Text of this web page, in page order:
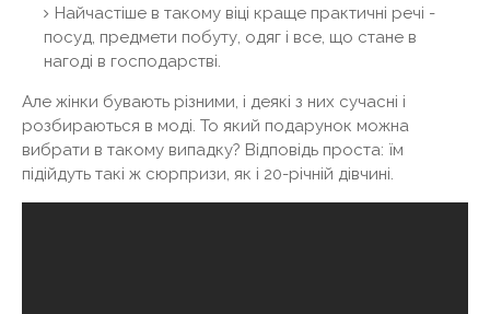
Найчастіше в такому віці краще практичні речі -
посуд, предмети побуту, одяг і все, що стане в
нагоді в господарстві.
Але жінки бувають різними, і деякі з них сучасні і
розбираються в моді. То який подарунок можна
вибрати в такому випадку? Відповідь проста: їм
підійдуть такі ж сюрпризи, як і 20-річній дівчині.